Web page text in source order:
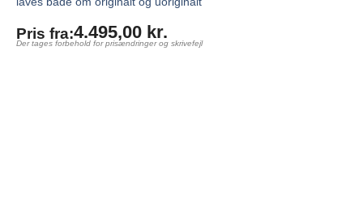
Pris fra:4.495,00 kr.
Der tages forbehold for prisændringer og skrivefejl